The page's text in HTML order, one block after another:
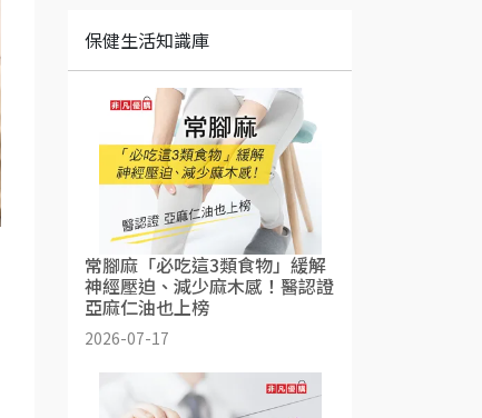
保健生活知識庫
常腳麻「必吃這3類食物」緩解
神經壓迫、減少麻木感！醫認證
亞麻仁油也上榜
2026-07-17